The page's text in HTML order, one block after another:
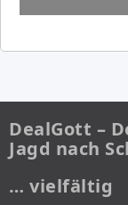
DealGott –
Jagd nach
… vielfältig